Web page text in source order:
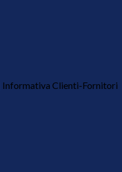
Informativa Clienti-Fornitori